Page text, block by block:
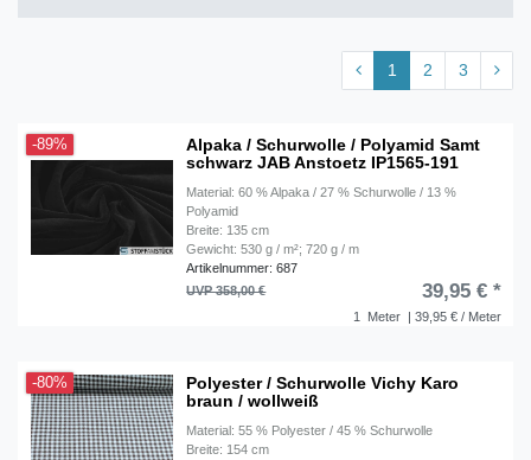
1 2 3
-89%
Alpaka / Schurwolle / Polyamid Samt
schwarz JAB Anstoetz IP1565-191
Material: 60 % Alpaka / 27 % Schurwolle / 13 %
Polyamid
Breite: 135 cm
Gewicht: 530 g / m²; 720 g / m
Artikelnummer: 687
1 Meter | 39,95 € / Meter
UVP 358,00 € 39,95 € *
-80%
Polyester / Schurwolle Vichy Karo
braun / wollweiß
Material: 55 % Polyester / 45 % Schurwolle
Breite: 154 cm